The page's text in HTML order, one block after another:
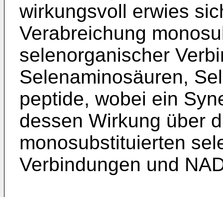
wirkungsvoll erwies
Verabreichung
selenorganischer
Selenaminosäuren,
peptide, wobei ein
dessen Wirkung über
monosubstituierten
Verbindungen und